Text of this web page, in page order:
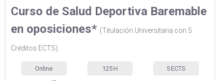
Curso de Salud Deportiva Baremable
en oposiciones* (Titulación Universitaria con 5
Créditos ECTS)
Online 125 H 5 ECTS